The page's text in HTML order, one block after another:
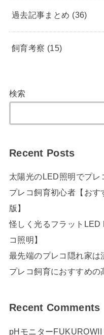
過去記事まとめ (36)
飼育考察 (15)
検索
Recent Posts
太陽光のLED照明でプレ
プレコ飼育初心者【お
版】
怪しく光るフラットLED
コ照明】
最先端のプレコ隠れ家は
プレコ飼育におすすめの
Recent Comments
pHモニターFUKUROWII